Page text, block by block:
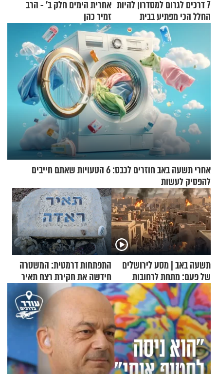
7 דרכים לגרום למסדרון להיות
החלל הכי מפתיע בבית
אחרית הימים חלק ב’ - הרב
זמיר כהן
אחרי תשעה באב חוזרים לכבס: 6 הטעויות שאתם חייבים
להפסיק לעשות
תשעה באב | מסע לירושלים
של פעם: מתחת לרחובות
ירושלים
התפתחות דרמטית: המשטרה
חידשה את חקירת רצח תאיר
ראדה